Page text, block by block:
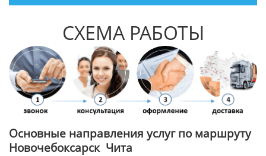
СХЕМА РАБОТЫ
Основные направления услуг по маршруту
Новочебоксарск Чита